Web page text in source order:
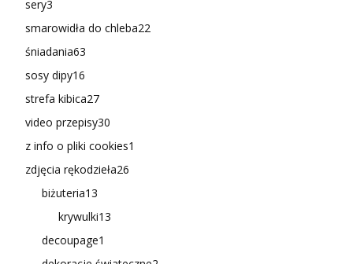
sery3
smarowidła do chleba22
śniadania63
sosy dipy16
strefa kibica27
video przepisy30
z info o pliki cookies1
zdjęcia rękodzieła26
biżuteria13
krywulki13
decoupage1